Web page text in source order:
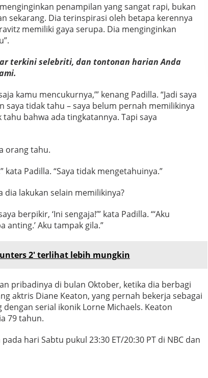
penampilan yang sangat rapi, bukan
sekarang. Dia terinspirasi oleh betapa kerennya
memiliki gaya serupa. Dia menginginkan
terkini selebriti, dan tontonan harian Anda
kamu mencukurnya,’” kenang Padilla. “Jadi saya
saya tidak tahu – saya belum pernah memilikinya
bahwa ada tingkatannya. Tapi saya
orang tahu.
kata Padilla. “Saya tidak mengetahuinya.”
dia lakukan selain memilikinya?
berpikir, ‘Ini sengaja!’” kata Padilla. “‘Aku
anting.’ Aku tampak gila.”
2' terlihat lebih mungkin
pribadinya di bulan Oktober, ketika dia berbagi
aktris Diane Keaton, yang pernah bekerja sebagai
serial ikonik Lorne Michaels. Keaton
79 tahun.
hari Sabtu pukul 23:30 ET/20:30 PT di NBC dan